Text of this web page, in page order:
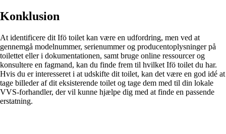
Konklusion
At identificere dit Ifö toilet kan være en udfordring, men ved at
gennemgå modelnummer, serienummer og producentoplysninger på
toilettet eller i dokumentationen, samt bruge online ressourcer og
konsultere en fagmand, kan du finde frem til hvilket Ifö toilet du har.
Hvis du er interesseret i at udskifte dit toilet, kan det være en god idé at
tage billeder af dit eksisterende toilet og tage dem med til din lokale
VVS-forhandler, der vil kunne hjælpe dig med at finde en passende
erstatning.